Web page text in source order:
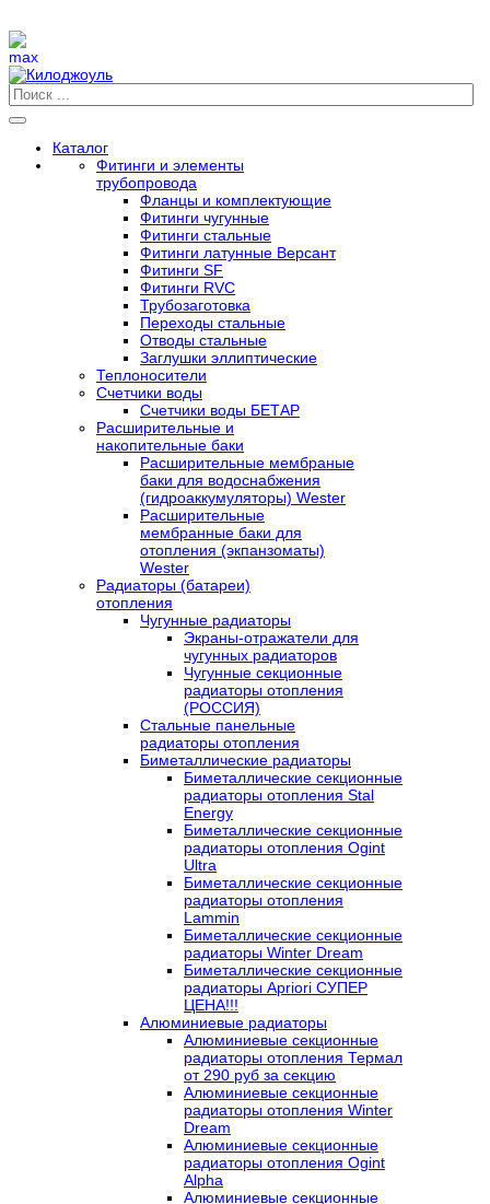
Каталог
Фитинги и элементы
трубопровода
Фланцы и комплектующие
Фитинги чугунные
Фитинги стальные
Фитинги латунные Версант
Фитинги SF
Фитинги RVC
Трубозаготовка
Переходы стальные
Отводы стальные
Заглушки эллиптические
Теплоносители
Счетчики воды
Счетчики воды БЕТАР
Расширительные и
накопительные баки
Расширительные мембраные
баки для водоснабжения
(гидроаккумуляторы) Wester
Расширительные
мембранные баки для
отопления (экпанзоматы)
Wester
Радиаторы (батареи)
отопления
Чугунные радиаторы
Экраны-отражатели для
чугунных радиаторов
Чугунные секционные
радиаторы отопления
(РОССИЯ)
Стальные панельные
радиаторы отопления
Биметаллические радиаторы
Биметаллические секционные
радиаторы отопления Stal
Energy
Биметаллические секционные
радиаторы отопления Ogint
Ultra
Биметаллические секционные
радиаторы отопления
Lammin
Биметаллические секционные
радиаторы Winter Dream
Биметаллические секционные
радиаторы Apriori СУПЕР
ЦЕНА!!!
Алюминиевые радиаторы
Алюминиевые секционные
радиаторы отопления Термал
от 290 руб за секцию
Алюминиевые секционные
радиаторы отопления Winter
Dream
Алюминиевые секционные
радиаторы отопления Ogint
Alpha
Алюминиевые секционные